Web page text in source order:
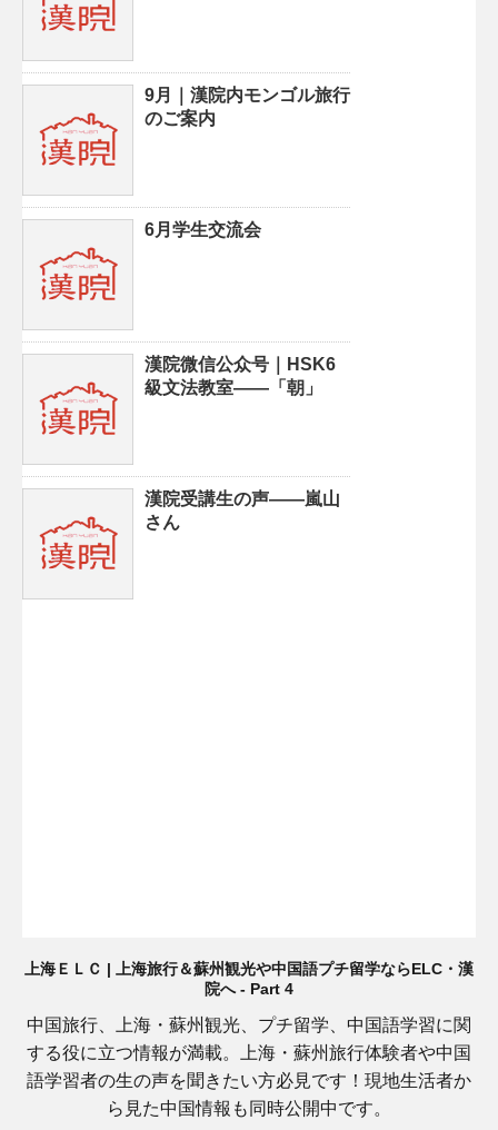
9月｜漢院内モンゴル旅行
のご案内
6月学生交流会
漢院微信公众号｜HSK6
級文法教室——「朝」
漢院受講生の声——嵐山
さん
上海ＥＬＣ | 上海旅行＆蘇州観光や中国語プチ留学ならELC・漢
院へ - Part 4
中国旅行、上海・蘇州観光、プチ留学、中国語学習に関
する役に立つ情報が満載。上海・蘇州旅行体験者や中国
語学習者の生の声を聞きたい方必見です！現地生活者か
ら見た中国情報も同時公開中です。